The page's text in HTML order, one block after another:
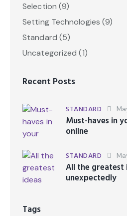
Selection (9)
Setting Technologies (9)
Standard (5)
Uncategorized (1)
Recent Posts
STANDARD
Must-haves in
online
STANDARD
All the greatest
unexpectedly
Tags